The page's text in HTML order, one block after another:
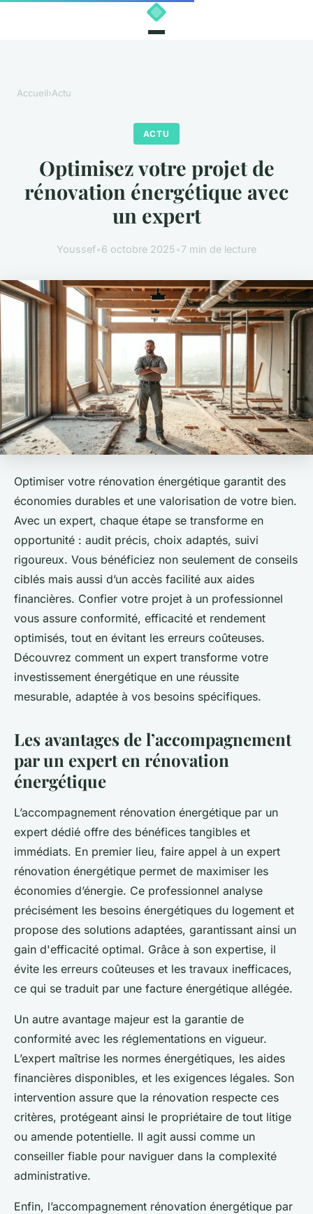
Accueil›Actu
ACTU
Optimisez votre projet de
rénovation énergétique avec
un expert
Youssef•6 octobre 2025•7 min de lecture
Optimiser votre rénovation énergétique garantit des
économies durables et une valorisation de votre bien.
Avec un expert, chaque étape se transforme en
opportunité : audit précis, choix adaptés, suivi
rigoureux. Vous bénéficiez non seulement de conseils
ciblés mais aussi d’un accès facilité aux aides
financières. Confier votre projet à un professionnel
vous assure conformité, efficacité et rendement
optimisés, tout en évitant les erreurs coûteuses.
Découvrez comment un expert transforme votre
investissement énergétique en une réussite
mesurable, adaptée à vos besoins spécifiques.
Les avantages de l’accompagnement
par un expert en rénovation
énergétique
L’accompagnement rénovation énergétique par un
expert dédié offre des bénéfices tangibles et
immédiats. En premier lieu, faire appel à un expert
rénovation énergétique permet de maximiser les
économies d’énergie. Ce professionnel analyse
précisément les besoins énergétiques du logement et
propose des solutions adaptées, garantissant ainsi un
gain d'efficacité optimal. Grâce à son expertise, il
évite les erreurs coûteuses et les travaux inefficaces,
ce qui se traduit par une facture énergétique allégée.
Un autre avantage majeur est la garantie de
conformité avec les réglementations en vigueur.
L’expert maîtrise les normes énergétiques, les aides
financières disponibles, et les exigences légales. Son
intervention assure que la rénovation respecte ces
critères, protégeant ainsi le propriétaire de tout litige
ou amende potentielle. Il agit aussi comme un
conseiller fiable pour naviguer dans la complexité
administrative.
Enfin, l’accompagnement rénovation énergétique par